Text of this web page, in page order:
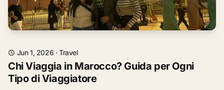
Jun 1, 2026 ·Travel
Chi Viaggia in Marocco? Guida per Ogni
Tipo di Viaggiatore